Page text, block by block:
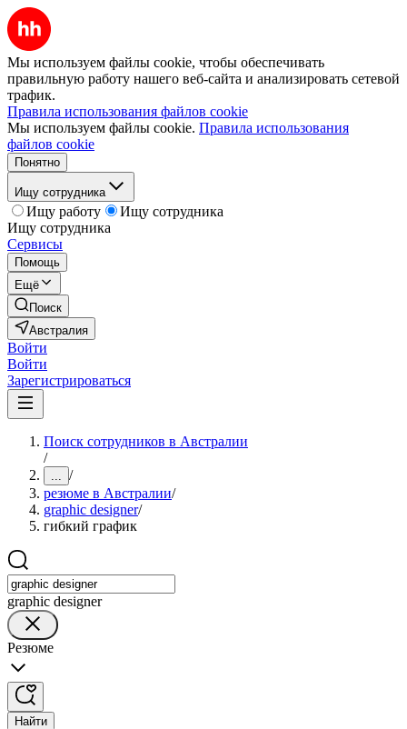
Мы используем файлы cookie, чтобы обеспечивать
правильную работу нашего веб-сайта и анализировать сетевой
трафик.
Правила использования файлов cookie
Мы используем файлы cookie. Правила использования
файлов cookie
Понятно
Ищу сотрудника
Ищу работу
Ищу сотрудника
Ищу сотрудника
Сервисы
Помощь
Ещё
Поиск
Австралия
Войти
Войти
Зарегистрироваться
Поиск сотрудников в Австралии
/
... /
резюме в Австралии/
graphic designer/
гибкий график
graphic designer
Резюме
Найти